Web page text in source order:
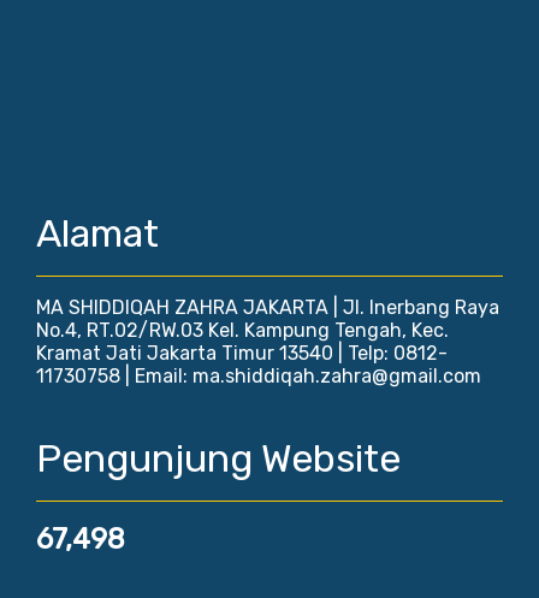
Alamat
MA SHIDDIQAH ZAHRA JAKARTA | Jl. Inerbang Raya
No.4, RT.02/RW.03 Kel. Kampung Tengah, Kec.
Kramat Jati Jakarta Timur 13540 | Telp: 0812-
11730758 | Email: ma.shiddiqah.zahra@gmail.com
Pengunjung Website
67,498